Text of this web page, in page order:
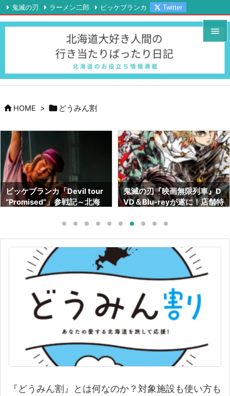



次へ

検索
鬼滅の刃 ラーメン二郎 ビッケブランカ
Twitter
Instagram
YouTube RSS Feedly
 HOME >  どうみん割
鬼滅の刃『映画無限列車』D
VD＆Blu-reyが遂に！店舗特
でも予約出来ます】
鬼滅の刃画集『幾星霜』が素
晴らしい！！ネタバレも！！
も売ってます】
『どうみん割』とは何なのか？対象施設も使い方も